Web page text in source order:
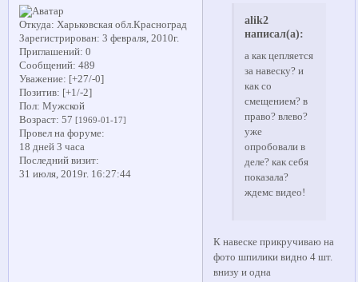
Откуда: Харьковская обл.Красноград
Зарегистрирован: 3 февраля, 2010г.
Приглашений: 0
Сообщений: 489
Уважение: [+27/-0]
Позитив: [+1/-2]
Пол: Мужской
Возраст: 57 [1969-01-17]
Провел на форуме:
18 дней 3 часа
Последний визит:
31 июля, 2019г. 16:27:44
alik2
написал(а):
а как цепляется
за навеску? и
как со
смещением? в
право? влево?
уже
опробовали в
деле? как себя
показала?
ждемс видео!
К навеске прикручиваю на
фото шпилики видно 4 шт.
внизу и одна